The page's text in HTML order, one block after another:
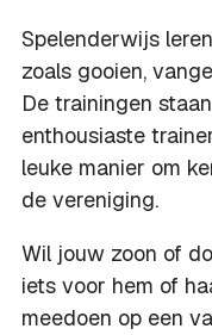
Spelenderwijs
zoals gooien,
De trainingen
enthousiaste
leuke manier om
de vereniging.
Wil jouw zoon of
iets voor hem of
meedoen op een